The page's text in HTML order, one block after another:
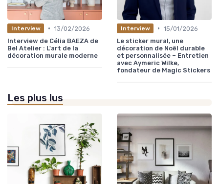
Interview • 13/02/2026
Interview de Célia BAEZA de
Bel Atelier : L'art de la
décoration murale moderne
Interview • 15/01/2026
Le sticker mural, une
décoration de Noël durable
et personnalisée – Entretien
avec Aymeric Wilke,
fondateur de Magic Stickers
Les plus lus